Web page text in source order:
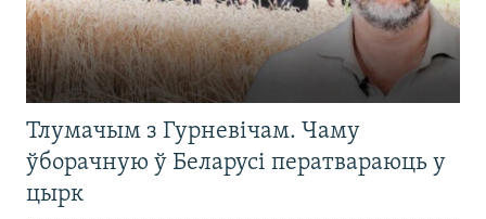
Тлумачым з Гурневічам. Чаму
ўборачную ў Беларусі ператвараюць у
цырк